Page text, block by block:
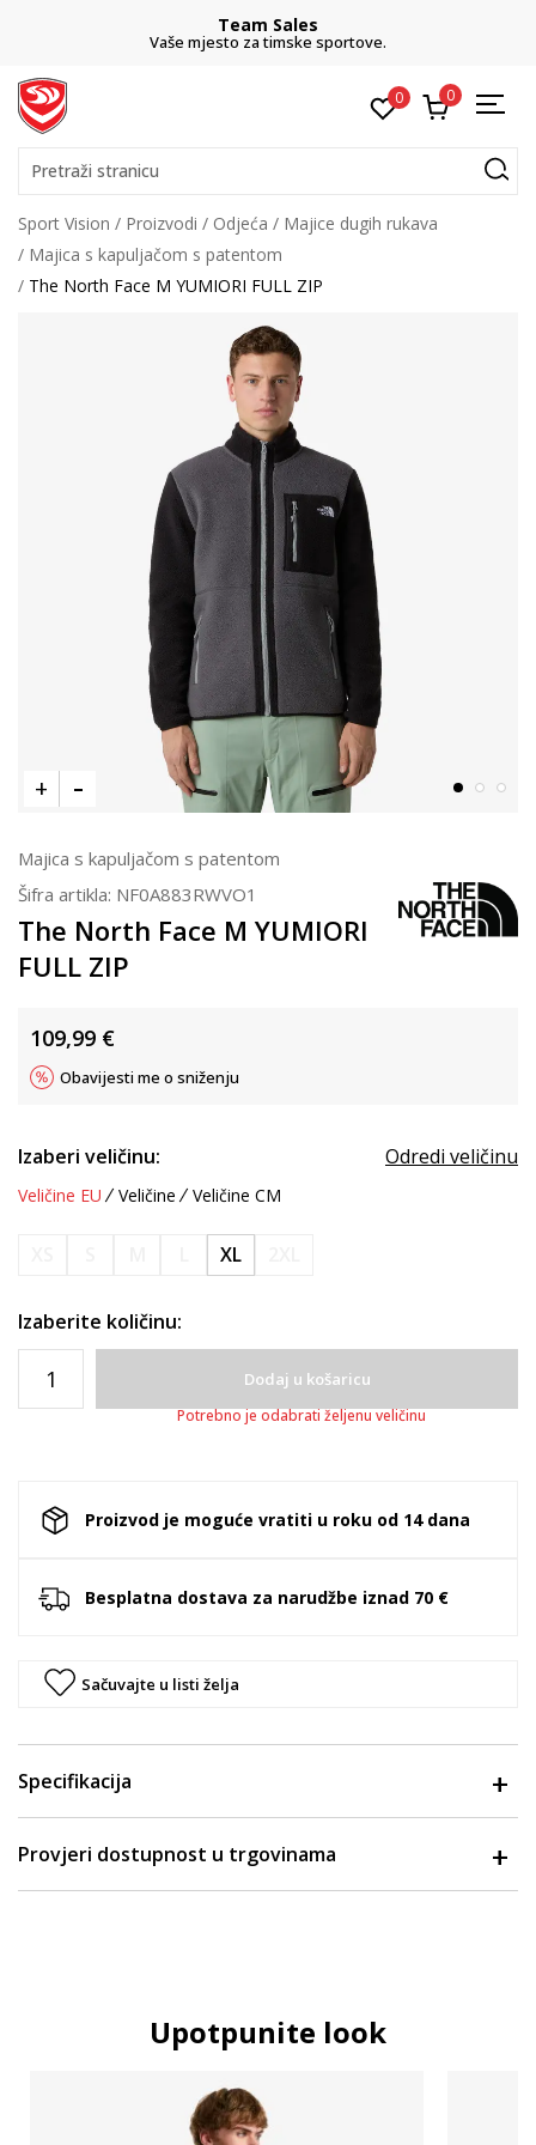
Team Sales
Vaše mjesto za timske sportove.
0 0
Pretraži stranicu
Sport Vision Proizvodi Odjeća
Majice dugih rukava
Majica s kapuljačom s patentom
The North Face M YUMIORI FULL ZIP
Majica s kapuljačom s patentom
Šifra artikla: NF0A883RWVO1
The North Face M YUMIORI
FULL ZIP
109,99 €
Obavijesti me o sniženju
Izaberi veličinu: Odredi veličinu
Veličine EU Veličine Veličine CM
XL
Izaberite količinu:
Dodaj u košaricu
Potrebno je odabrati željenu veličinu
Proizvod je moguće vratiti u roku od 14 dana
Besplatna dostava za narudžbe iznad 70 €
Sačuvajte u listi želja
Specifikacija
Provjeri dostupnost u trgovinama
Upotpunite look